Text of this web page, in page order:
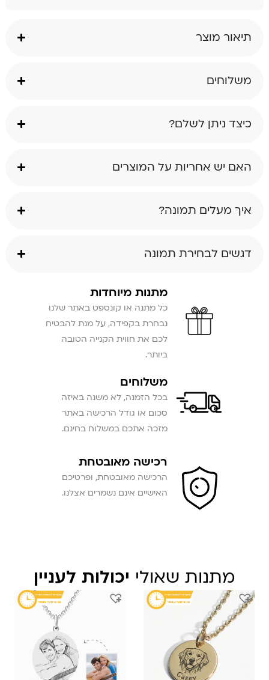
תיאור מוצר
משלוחים
כיצד ניתן לשלם?
האם יש אחריות על המוצרים
איך מעלים תמונה?
דגשים לבחירת תמונה
מתנות מיוחדות
כל מתנה או קונספט באתר שלנו
נבחרת בקפידה, על מנת להבטיח
לכם את חווית הקנייה הטובה
ביותר.
משלוחים
בכל הזמנה, לא משנה באיזה
סכום או גודל הרכישה באתר
מזכה אתכם במשלוח בחינם.
רכישה מאובטחת
הרכישה מאובטחת, ופרטיכם
האישיים אינם נשמרים אצלנו.
מתנות שאולי יכולות לעניין
המחיר
המקורי
היה:
המחיר
הנוכחי
הוא: